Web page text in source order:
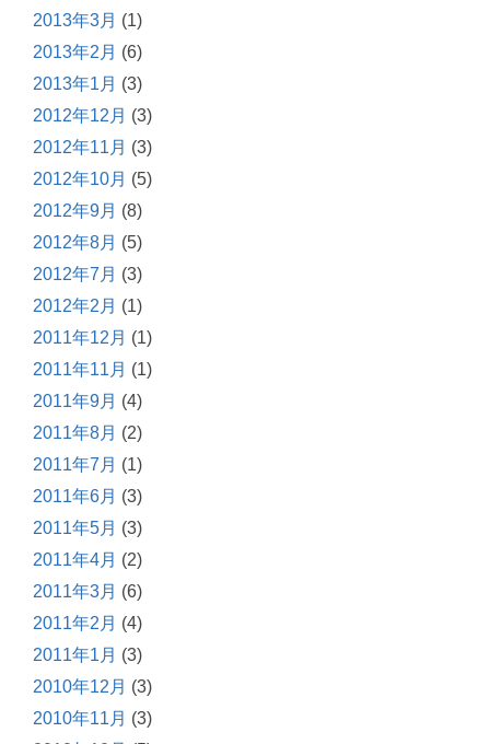
2013年3月 (1)
2013年2月 (6)
2013年1月 (3)
2012年12月 (3)
2012年11月 (3)
2012年10月 (5)
2012年9月 (8)
2012年8月 (5)
2012年7月 (3)
2012年2月 (1)
2011年12月 (1)
2011年11月 (1)
2011年9月 (4)
2011年8月 (2)
2011年7月 (1)
2011年6月 (3)
2011年5月 (3)
2011年4月 (2)
2011年3月 (6)
2011年2月 (4)
2011年1月 (3)
2010年12月 (3)
2010年11月 (3)